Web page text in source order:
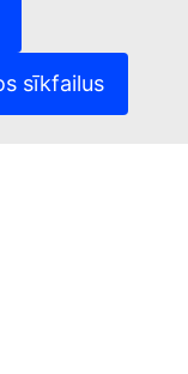
sīkfailus